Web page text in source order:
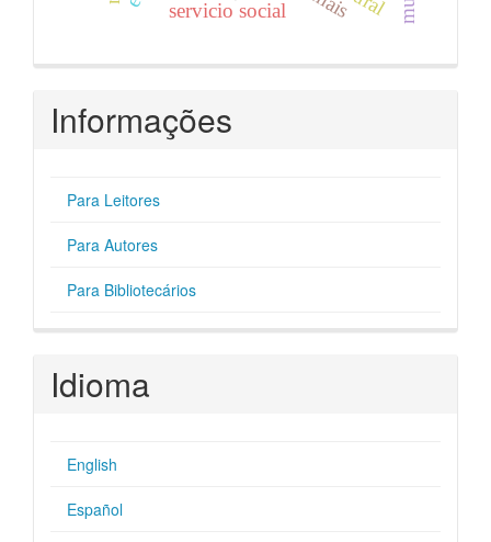
servicio social
Informações
Para Leitores
Para Autores
Para Bibliotecários
Idioma
English
Español